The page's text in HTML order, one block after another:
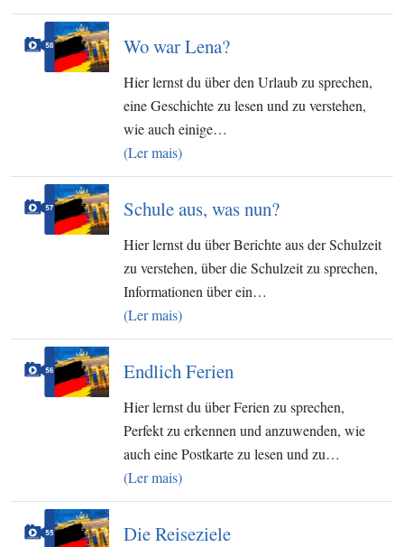
Wo war Lena?
Hier lernst du über den Urlaub zu sprechen,
eine Geschichte zu lesen und zu verstehen,
wie auch einige…
(Ler mais)
Schule aus, was nun?
Hier lernst du über Berichte aus der Schulzeit
zu verstehen, über die Schulzeit zu sprechen,
Informationen über ein…
(Ler mais)
Endlich Ferien
Hier lernst du über Ferien zu sprechen,
Perfekt zu erkennen und anzuwenden, wie
auch eine Postkarte zu lesen und zu…
(Ler mais)
Die Reiseziele